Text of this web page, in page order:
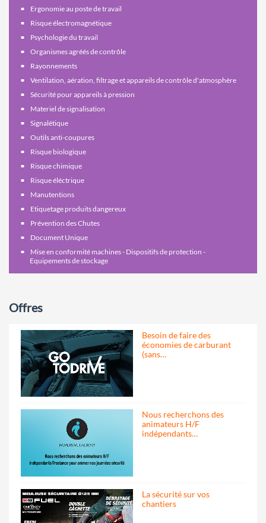
Ergonomie au poste de travail
Risque électromagnétique
Psychologie du travail
Organismes agréés de contrôle
Rayonnements
Ventilation, aération, filtrage et appareils de contrôle d'atmosphère
Sécurité pour appareils à pression
Materiel de signalisation
Signalétique
Outils anti-coupures
Risque biologique
Risque chimique
Risque éléctrique
Manutentions
Etiquetage produits dangereux
Prévention des Chutes
Document Unique
Mise en conformité machines - Dispositifs de protection -
Equipements de stockage
Offres
Besoin de faire des
économies de carburant
(sans…
Nous recherchons des
animateurs H/F
indépendants…
La sécurité sur vos
chantiers